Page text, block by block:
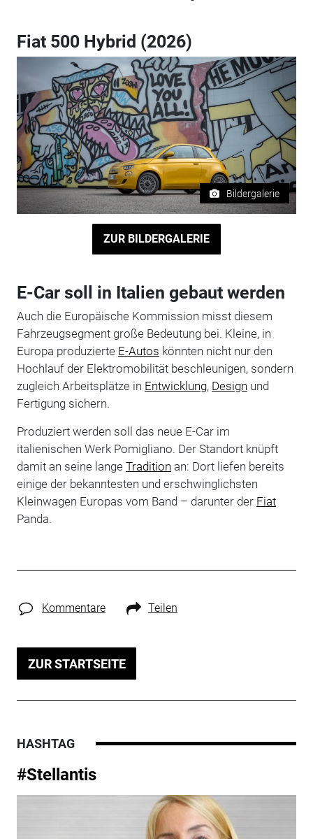
Fiat 500 Hybrid (2026)
Bildergalerie
ZUR BILDERGALERIE
E-Car soll in Italien gebaut werden
Auch die Europäische Kommission misst diesem
Fahrzeugsegment große Bedeutung bei. Kleine, in
Europa produzierte E-Autos könnten nicht nur den
Hochlauf der Elektromobilität beschleunigen, sondern
zugleich Arbeitsplätze in Entwicklung, Design und
Fertigung sichern.
Produziert werden soll das neue E-Car im
italienischen Werk Pomigliano. Der Standort knüpft
damit an seine lange Tradition an: Dort liefen bereits
einige der bekanntesten und erschwinglichsten
Kleinwagen Europas vom Band – darunter der Fiat
Panda.
Kommentare Teilen
ZUR STARTSEITE
HASHTAG
#Stellantis